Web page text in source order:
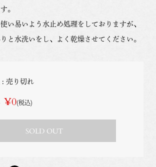
。
い易いよう水止め処理をしておりますが、
と水洗いをし、よく乾燥させてください。
売り切れ
¥0(税込)
SOLD OUT